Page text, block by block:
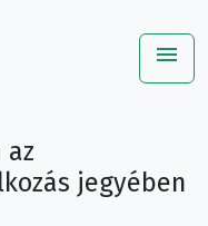
menu
az
jegyében